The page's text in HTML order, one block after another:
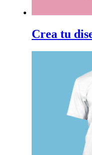
Crea tu